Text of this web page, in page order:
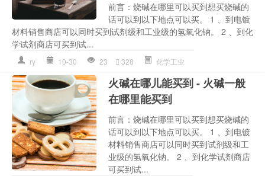
前言：烧碱在哪里可以买到想买烧碱的
话可以到以下地点可以买。 1 、到电镀
材料销售商店可以同时买到试剂级和工业级的氢氧化钠。 2 、到化
学试剂商店可买到试...
ry 10-30 23 328 化学工业
火碱在哪儿能买到 - 火碱一般
在哪里能买到
前言：烧碱在哪里可以买到想买烧碱的
话可以到以下地点可以买。 1 、到电镀
材料销售商店可以同时买到试剂级和工
业级的氢氧化钠。 2 、到化学试剂商店
可买到试...